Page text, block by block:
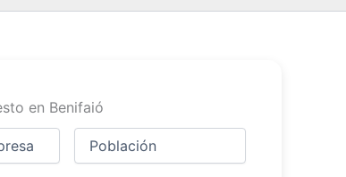
en Benifaió
Ciudad